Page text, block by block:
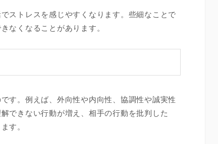
ストレスを感じやすくなります。些細なことで
なくなることがあります。
す。例えば、外向性や内向性、協調性や誠実性
できない行動が増え、相手の行動を批判した
す。